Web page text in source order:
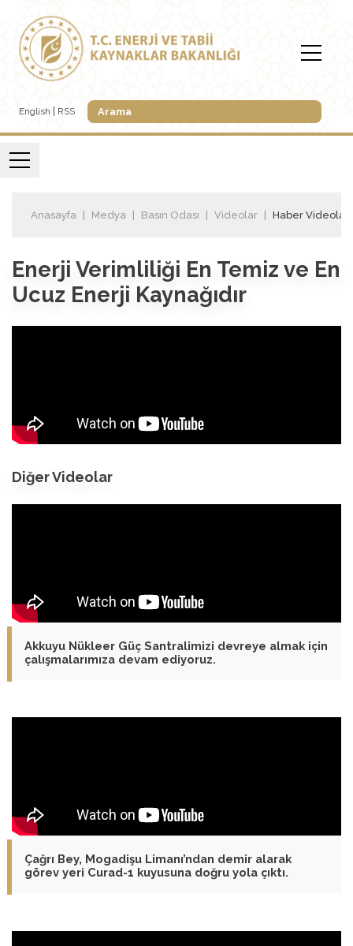
English RSS
Anasayfa Medya Basın Odası Videolar Haber Videoları
Enerji Verimliliği En Temiz ve En
Ucuz Enerji Kaynağıdır
Diğer Videolar
Akkuyu Nükleer Güç Santralimizi devreye almak için
çalışmalarımıza devam ediyoruz.
Çağrı Bey, Mogadişu Limanı’ndan demir alarak
görev yeri Curad-1 kuyusuna doğru yola çıktı.